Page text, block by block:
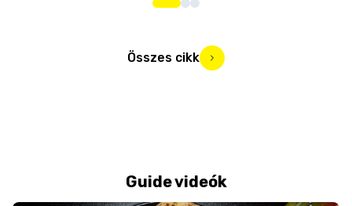
Összes cikk
Guide videók